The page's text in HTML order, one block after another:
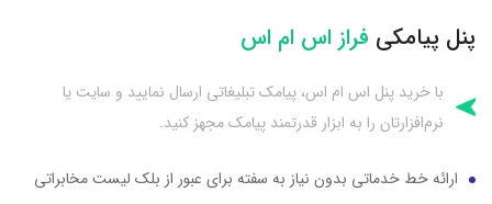
پنل پیامکی فراز اس‌‌ ام‌‌ اس
با خرید پنل اس ام اس، پیامک تبلیغاتی ارسال نمایید و سایت یا
نرم‌افزارتان را به ابزار قدرتمند پیامک مجهز کنید.
ارائه خط خدماتی بدون نیاز به سفته برای عبور از بلک لیست مخابراتی